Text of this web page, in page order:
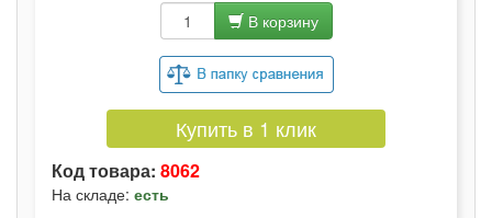
В корзину
Купить в 1 клик
Код товара: 8062
На складе: есть